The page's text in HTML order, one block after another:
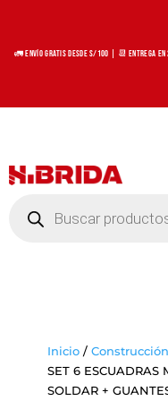
🚛 Envío Gratis desde S/100 | 📆 Entrega
productos
Inicio/ Construcción
SET 6 ESCUADRAS
SOLDAR +